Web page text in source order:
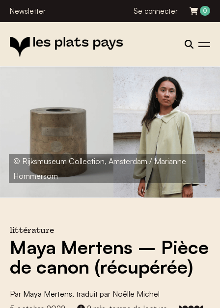
Newsletter Se connecter 0
© Rijksmuseum Collection, Amsterdam / Marianne
Hommersom
littérature
Maya Mertens – Pièce
de canon (récupérée)
Par Maya Mertens, traduit par Noëlle Michel